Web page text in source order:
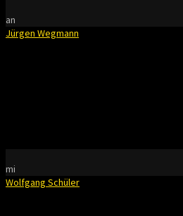
an
Jürgen Wegmann
mi
Wolfgang Schüler